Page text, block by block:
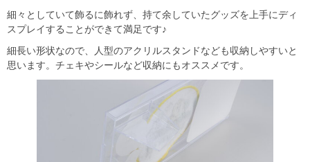
細々としていて飾るに飾れず、持て余していたグッズを上手にディ
スプレイすることができて満足です♪
細長い形状なので、人型のアクリルスタンドなども収納しやすいと
思います。チェキやシールなど収納にもオススメです。